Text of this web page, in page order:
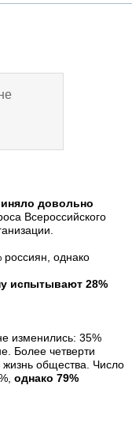
довольно
Всероссийского
однако
испытывают 28%
изменились: 35%
Более четверти
жизнь общества. Число
однако 79%